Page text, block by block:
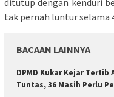
tak pernah luntur selama
BACAAN LAINNYA
DPMD Kukar Kejar
Tuntas, 36 Masih Perlu